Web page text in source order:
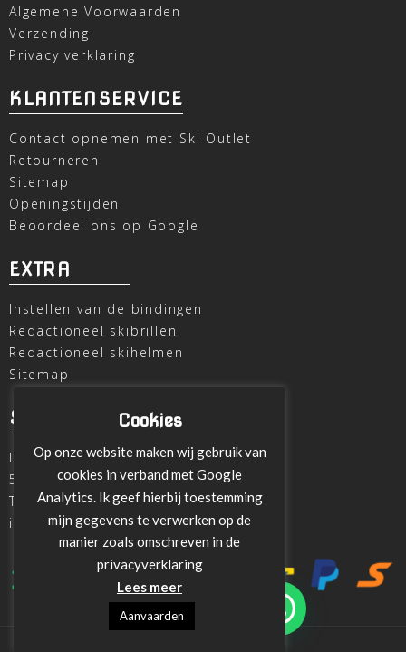
Algemene Voorwaarden
Verzending
Privacy verklaring
KLANTENSERVICE
Contact opnemen met Ski Outlet
Retourneren
Sitemap
Openingstijden
Beoordeel ons op Google
EXTRA
Instellen van de bindingen
Redactioneel skibrillen
Redactioneel skihelmen
Sitemap
SKI OUTLET
Laagheidehof 8
5804 XC Venray
T
+31 478 515696
info@ski-outlet-venray.nl
Cookies
Op onze website maken wij gebruik van
cookies in verband met Google
Analytics. Ik geef hierbij toestemming
mijn gegevens te verwerken op de
manier zoals omschreven in de
privacyverklaring
Lees meer
Aanvaarden